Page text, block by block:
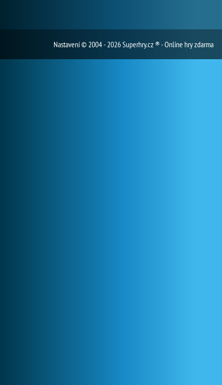
Nastavení© 2004 - 2026 Superhry.cz ® - Online hry zdarma